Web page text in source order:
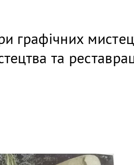
графічних
та